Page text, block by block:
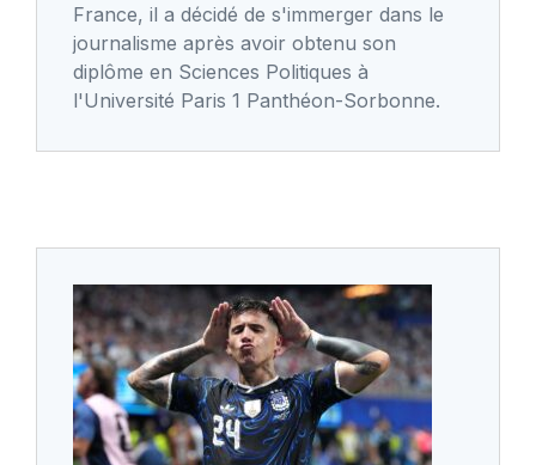
France, il a décidé de s'immerger dans le
journalisme après avoir obtenu son
diplôme en Sciences Politiques à
l'Université Paris 1 Panthéon-Sorbonne.